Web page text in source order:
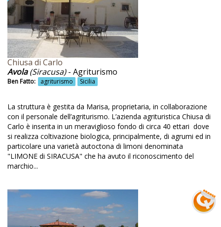
Caseificio
Castelbuono
Castello
Castello medievale
Cavalli
Cene a tema
Centro benessere
Centro estetico
Centro per ritiri
Certificazione ISO
Cesto di benvenuto
Chiusa di Carlo
Avola(Siracusa)- Agriturismo
Ben Fatto: agriturismo Sicilia
La struttura è gestita da Marisa, proprietaria, in collaborazione
con il personale dell’agriturismo. L’azienda agrituristica Chiusa di
Carlo è inserita in un meraviglioso fondo di circa 40 ettari dove
si realizza coltivazione biologica, principalmente, di agrumi ed in
particolare una varietà autoctona di limoni denominata
"LIMONE di SIRACUSA" che ha avuto il riconoscimento del
marchio...